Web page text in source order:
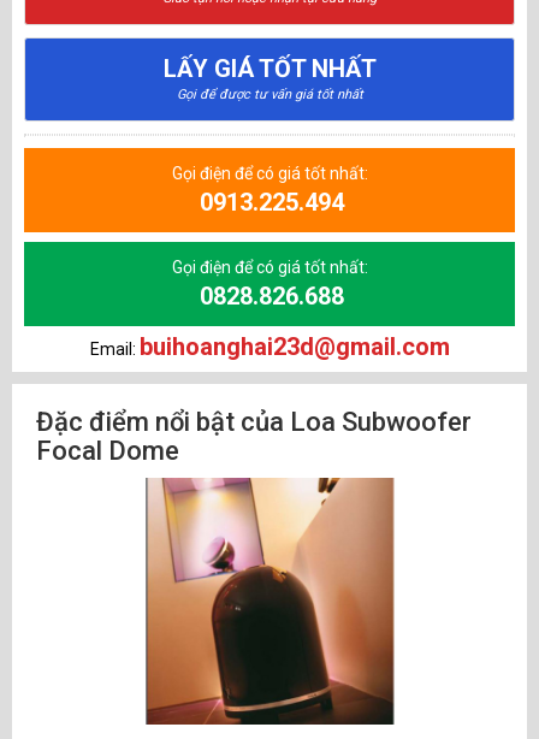
LẤY GIÁ TỐT NHẤT
Gọi để được tư vấn giá tốt nhất
Gọi điện để có giá tốt nhất:
0913.225.494
Gọi điện để có giá tốt nhất:
0828.826.688
Email: buihoanghai23d@gmail.com
Đặc điểm nổi bật của Loa Subwoofer
Focal Dome